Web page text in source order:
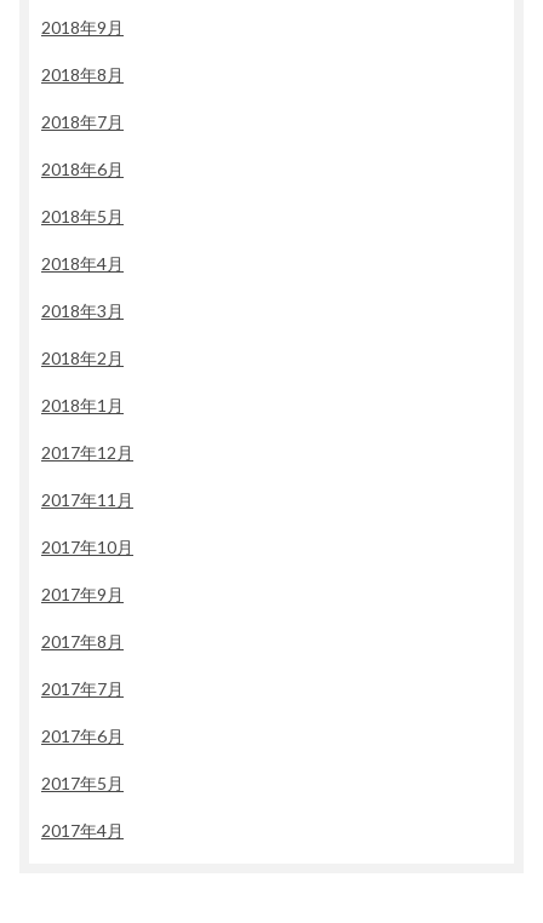
2018年9月
2018年8月
2018年7月
2018年6月
2018年5月
2018年4月
2018年3月
2018年2月
2018年1月
2017年12月
2017年11月
2017年10月
2017年9月
2017年8月
2017年7月
2017年6月
2017年5月
2017年4月